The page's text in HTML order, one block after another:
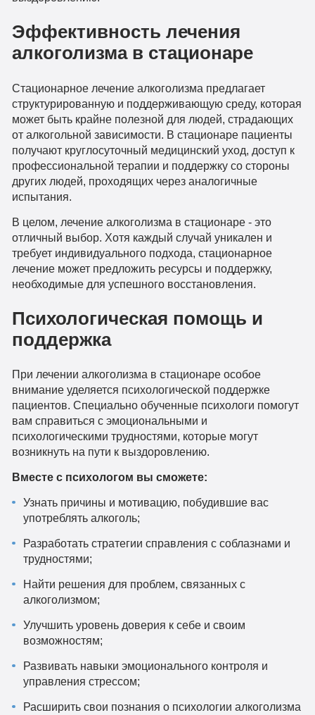
Эффективность лечения
алкоголизма в стационаре
Стационарное лечение алкоголизма предлагает
структурированную и поддерживающую среду, которая
может быть крайне полезной для людей, страдающих
от алкогольной зависимости. В стационаре пациенты
получают круглосуточный медицинский уход, доступ к
профессиональной терапии и поддержку со стороны
других людей, проходящих через аналогичные
испытания.
В целом, лечение алкоголизма в стационаре - это
отличный выбор. Хотя каждый случай уникален и
требует индивидуального подхода, стационарное
лечение может предложить ресурсы и поддержку,
необходимые для успешного восстановления.
Психологическая помощь и
поддержка
При лечении алкоголизма в стационаре особое
внимание уделяется психологической поддержке
пациентов. Специально обученные психологи помогут
вам справиться с эмоциональными и
психологическими трудностями, которые могут
возникнуть на пути к выздоровлению.
Вместе с психологом вы сможете:
Узнать причины и мотивацию, побудившие вас
употреблять алкоголь;
Разработать стратегии справления с соблазнами и
трудностями;
Найти решения для проблем, связанных с
алкоголизмом;
Улучшить уровень доверия к себе и своим
возможностям;
Развивать навыки эмоционального контроля и
управления стрессом;
Расширить свои познания о психологии алкоголизма